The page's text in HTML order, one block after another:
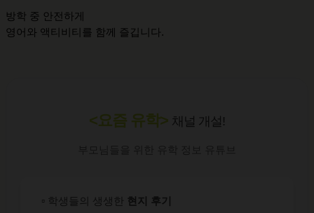
방학 중 안전하게
영어와 액티비티를 함께 즐깁니다.
<요즘 유학> 채널 개설!
▫️ 학생들의 생생한
현지 후기